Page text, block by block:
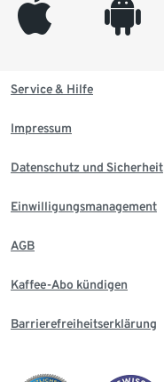
appleinc android
Service & Hilfe
Impressum
Datenschutz und Sicherheit
Einwilligungsmanagement
AGB
Kaffee-Abo kündigen
Barrierefreiheitserklärung